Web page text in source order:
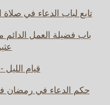
تابع لباب الدعاء في
باب فضيلة العمل الدائم
قيام الليل
حكم الدعاء في رمضان في